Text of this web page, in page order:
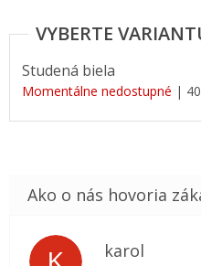
Studená biela
Momentálne nedostupné |
karol